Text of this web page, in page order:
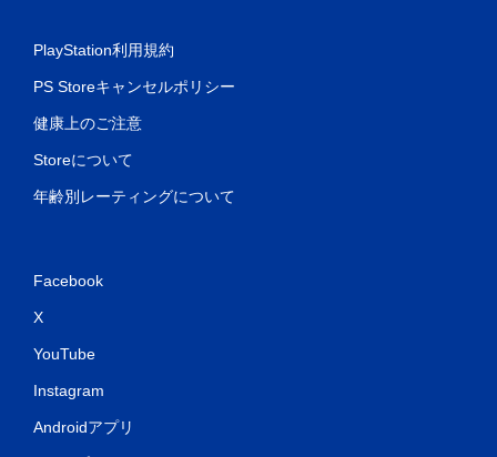
PlayStation利用規約
PS Storeキャンセルポリシー
健康上のご注意
Storeについて
年齢別レーティングについて
Facebook
X
YouTube
Instagram
Androidアプリ